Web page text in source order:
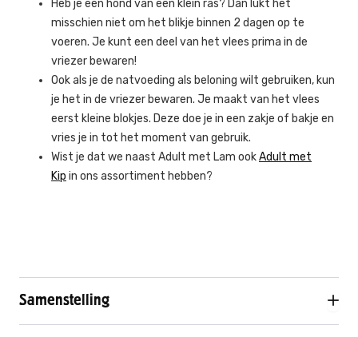
Heb je een hond van een klein ras? Dan lukt het
misschien niet om het blikje binnen 2 dagen op te
voeren. Je kunt een deel van het vlees prima in de
vriezer bewaren!
Ook als je de natvoeding als beloning wilt gebruiken, kun
je het in de vriezer bewaren. Je maakt van het vlees
eerst kleine blokjes. Deze doe je in een zakje of bakje en
vries je in tot het moment van gebruik.
Wist je dat we naast Adult met Lam ookAdult met
Kip in ons assortiment hebben?
Samenstelling